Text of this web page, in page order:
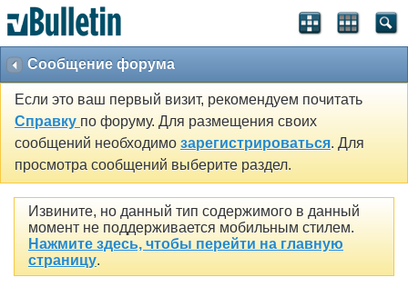
Сообщение форума
Если это ваш первый визит, рекомендуем почитать
Справку по форуму. Для размещения своих
сообщений необходимо зарегистрироваться. Для
просмотра сообщений выберите раздел.
Извините, но данный тип содержимого в данный
момент не поддерживается мобильным стилем.
Нажмите здесь, чтобы перейти на главную
страницу.